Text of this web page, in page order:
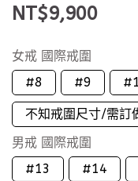
NT$9,900
女戒 國際戒圍
#8
#9
不知戒圍尺寸/需訂
男戒 國際戒圍
#13
#14